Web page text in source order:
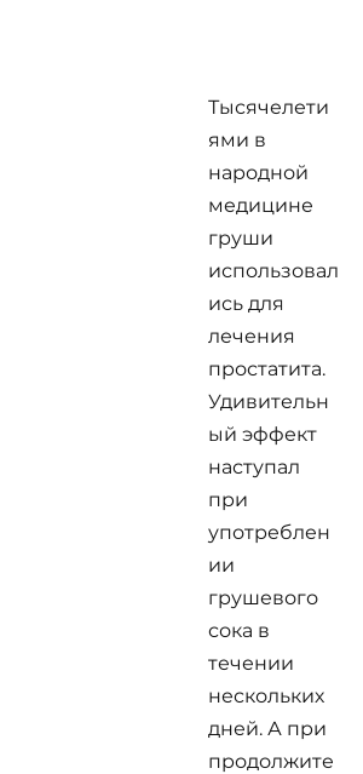
Тысячелети
ями в
народной
медицине
груши
использовал
ись для
лечения
простатита.
Удивительн
ый эффект
наступал
при
употреблен
ии
грушевого
сока в
течении
нескольких
дней. А при
продолжите